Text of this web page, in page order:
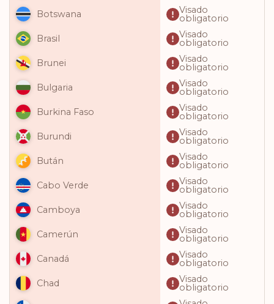
Botswana
Visado
obligatorio
Brasil
Visado
obligatorio
Brunei
Visado
obligatorio
Bulgaria
Visado
obligatorio
Burkina Faso
Visado
obligatorio
Burundi
Visado
obligatorio
Bután
Visado
obligatorio
Cabo Verde
Visado
obligatorio
Camboya
Visado
obligatorio
Camerún
Visado
obligatorio
Canadá
Visado
obligatorio
Chad
Visado
obligatorio